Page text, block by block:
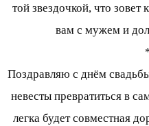
той звездочкой, что
вам с мужем и
Поздравляю с днём
невесты превратиться в
легка будет совместная